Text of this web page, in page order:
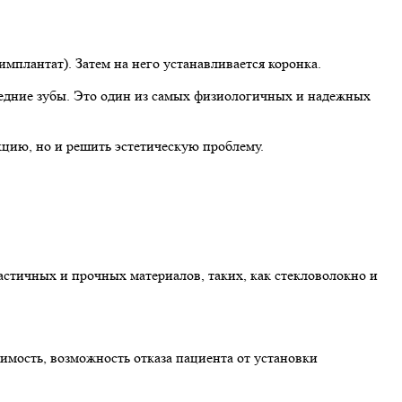
Затем на него устанавливается коронка.
зубы. Это один из самых физиологичных и надежных
но и решить эстетическую проблему.
и прочных материалов, таких, как стекловолокно и
возможность отказа пациента от установки